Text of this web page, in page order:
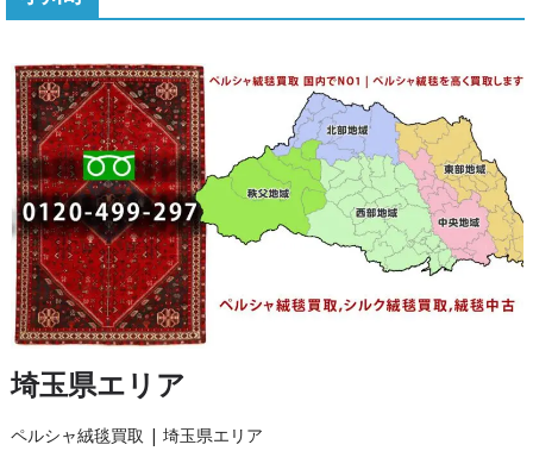
埼玉県エリア
ペルシャ絨毯買取 | 埼玉県エリア